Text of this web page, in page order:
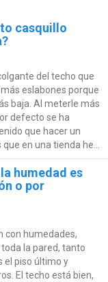
casquillo
del techo que
eslabones porque
baja. Al meterle más
defecto se ha
que hacer un
en una tienda he...
humedad es
o por
con humedades,
la pared, tanto
el piso último y
El techo está bien,